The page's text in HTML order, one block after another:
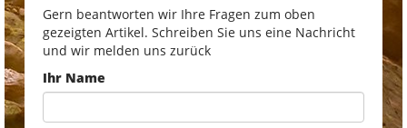
Gern beantworten wir Ihre Fragen zum oben
gezeigten Artikel. Schreiben Sie uns eine Nachricht
und wir melden uns zurück
Ihr Name